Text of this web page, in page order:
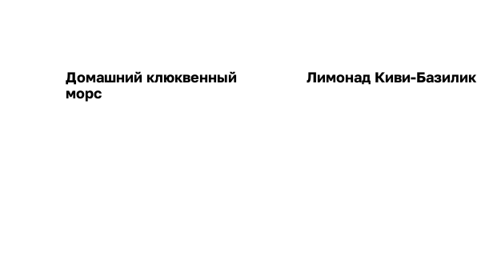
Домашний клюквенный
морс
Лимонад Киви-Базилик